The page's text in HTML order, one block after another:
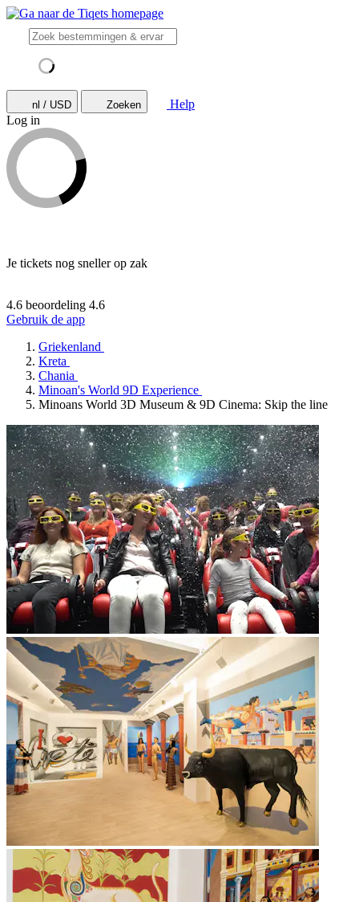
nl / USD Zoeken
Help
Log in
Je tickets nog sneller op zak
4.6 beoordeling 4.6
Gebruik de app
Griekenland
Kreta
Chania
Minoan's World 9D Experience
Minoans World 3D Museum & 9D Cinema: Skip the line